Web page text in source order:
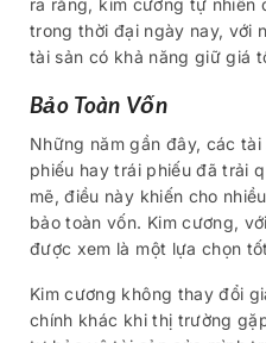
trong thời đại ngày nay, với
tài sản có khả năng giữ giá
Bảo Toàn Vốn
Những năm gần đây, các
phiếu hay trái phiếu đã trải
mẽ, điều này khiến cho
bảo toàn vốn. Kim cương,
được xem là một lựa chọn
Kim cương không thay đổi
chính khác khi thị trường